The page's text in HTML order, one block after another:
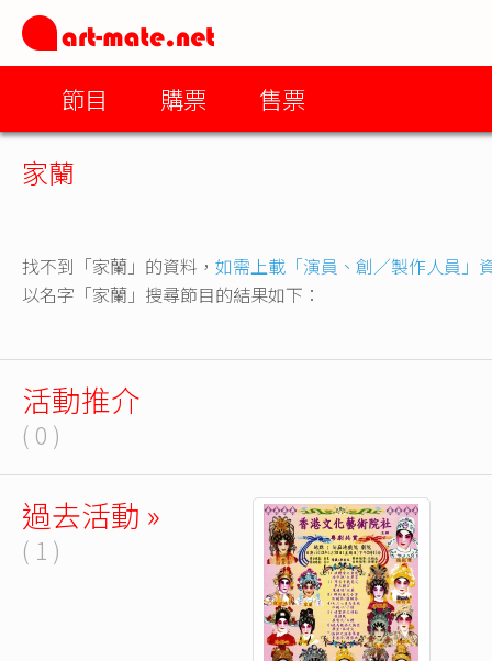
節目 購票 售票
家蘭
找不到「家蘭」的資料， 如需上載「演員、創／製作人員」
以名字「家蘭」搜尋節目的結果如下：
活動推介
( 0 )
過去活動 »
( 1 )